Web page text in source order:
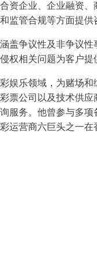
资企业、企业融资、
监管合规等方面提供
盖争议性及非争议性
权相关问题为客户提
娱乐领域，为赌场和
票公司以及技术供应
服务。他曾参与多项
运营商六巨头之一在